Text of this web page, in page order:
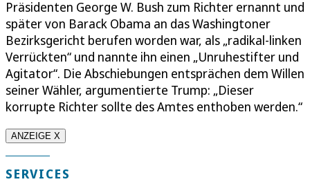
Präsidenten George W. Bush zum Richter ernannt und
später von Barack Obama an das Washingtoner
Bezirksgericht berufen worden war, als „radikal-linken
Verrückten“ und nannte ihn einen „Unruhestifter und
Agitator“. Die Abschiebungen entsprächen dem Willen
seiner Wähler, argumentierte Trump: „Dieser
korrupte Richter sollte des Amtes enthoben werden.“
ANZEIGE X
SERVICES